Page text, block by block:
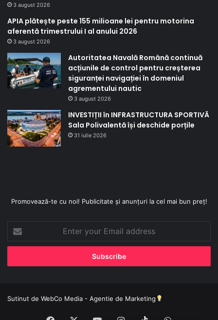
3 august 2026
APIA plătește peste 155 milioane lei pentru motorina
aferentă trimestrului I al anului 2026
3 august 2026
Autoritatea Navală Română continuă
acțiunile de control pentru creșterea
siguranței navigației în domeniul
agrementului nautic
3 august 2026
INVESTIȚII în INFRASTRUCTURA SPORTIVĂ
Sala Polivalentă își deschide porțile
31 iulie 2026
Promovează-te cu noi! Publicitate și anunțuri la cel mai bun preț!
your
Email
Sutinut de WebCo Media - Agentie de Marketing